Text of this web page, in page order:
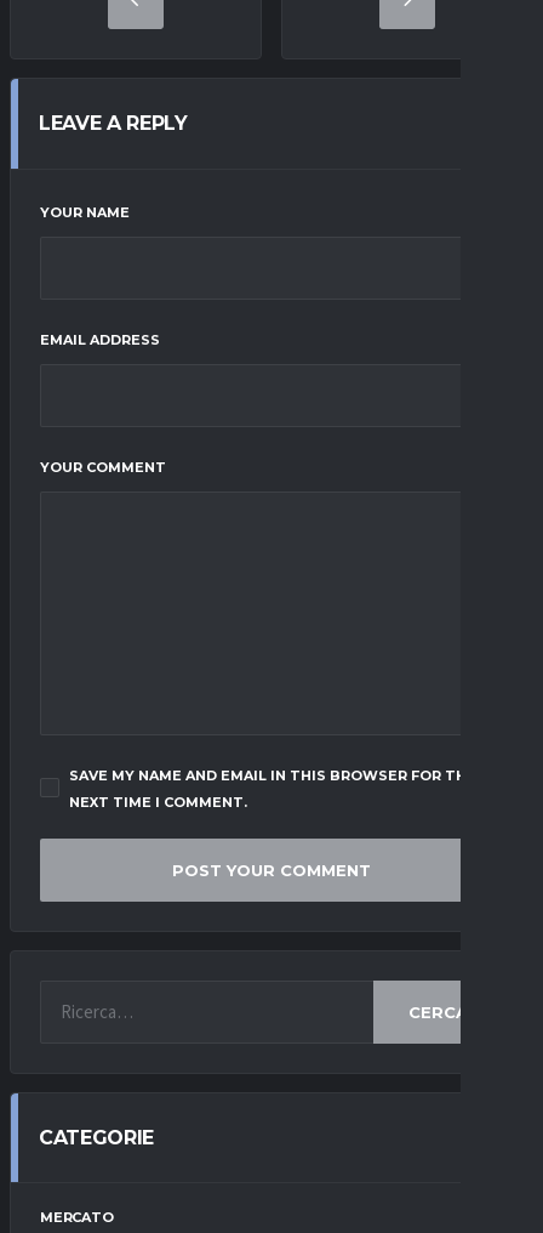
LEAVE A REPLY
YOUR NAME
EMAIL ADDRESS
YOUR COMMENT
SAVE MY NAME AND EMAIL IN THIS BROWSER FOR THE
NEXT TIME I COMMENT.
CERCA
CATEGORIE
MERCATO